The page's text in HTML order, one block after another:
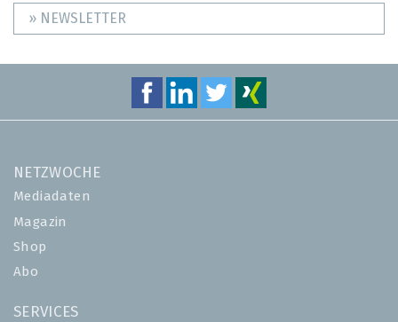
» NEWSLETTER
NETZWOCHE
Mediadaten
Magazin
Shop
Abo
SERVICES